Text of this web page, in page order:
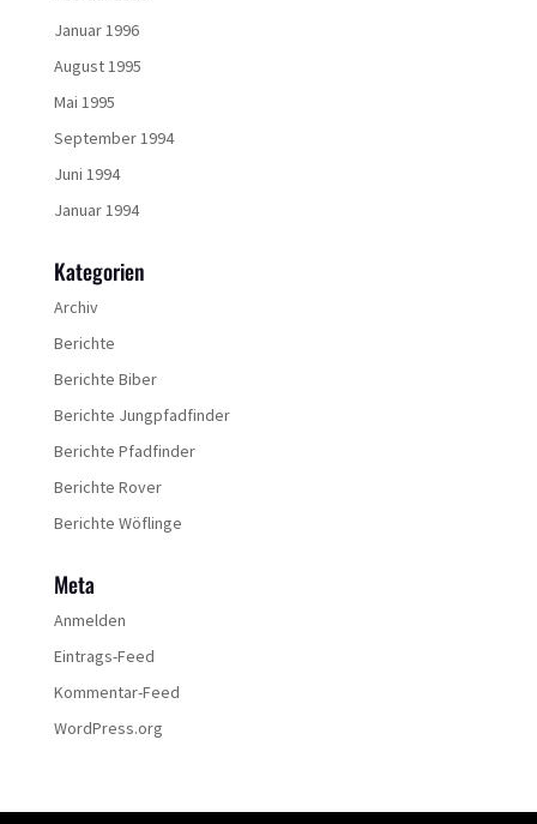
Januar 1996
August 1995
Mai 1995
September 1994
Juni 1994
Januar 1994
Kategorien
Archiv
Berichte
Berichte Biber
Berichte Jungpfadfinder
Berichte Pfadfinder
Berichte Rover
Berichte Wöflinge
Meta
Anmelden
Eintrags-Feed
Kommentar-Feed
WordPress.org